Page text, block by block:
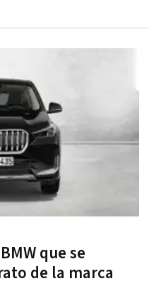
que se
de la marca